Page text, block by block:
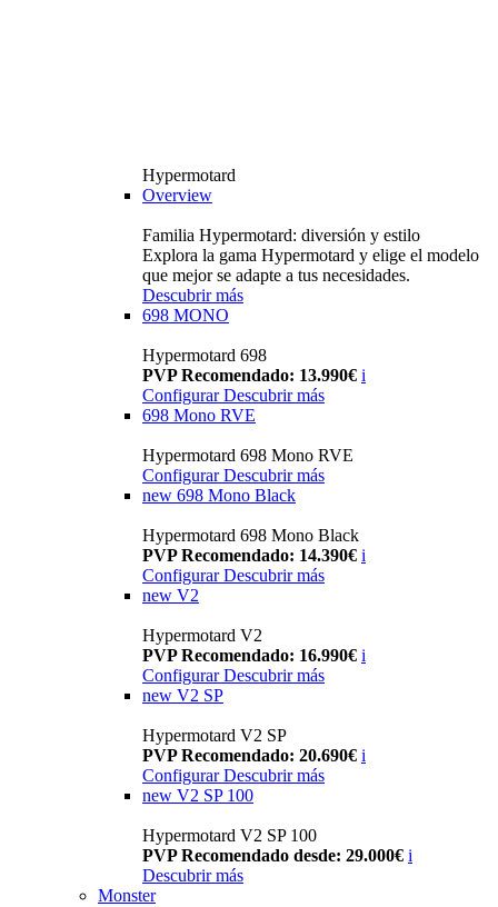
Hypermotard
Overview
Familia Hypermotard: diversión y estilo
Explora la gama Hypermotard y elige el modelo
que mejor se adapte a tus necesidades.
Descubrir más
698 MONO
Hypermotard 698
PVP Recomendado: 13.990€ i
ConfigurarDescubrir más
698 Mono RVE
Hypermotard 698 Mono RVE
Configurar Descubrir más
new 698 Mono Black
Hypermotard 698 Mono Black
PVP Recomendado: 14.390€ i
Configurar Descubrir más
new V2
Hypermotard V2
PVP Recomendado: 16.990€ i
Configurar Descubrir más
new V2 SP
Hypermotard V2 SP
PVP Recomendado: 20.690€ i
Configurar Descubrir más
new V2 SP 100
Hypermotard V2 SP 100
PVP Recomendado desde: 29.000€ i
Descubrir más
Monster